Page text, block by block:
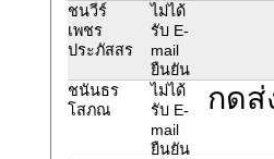
ชนวีร์
เพชร
ประภัสสร
ไม่ได้
รับ E-
mail
ยืนยัน
ชนันธร
โสภณ
ไม่ได้
รับ E-
mail
ยืนยัน
กดส่